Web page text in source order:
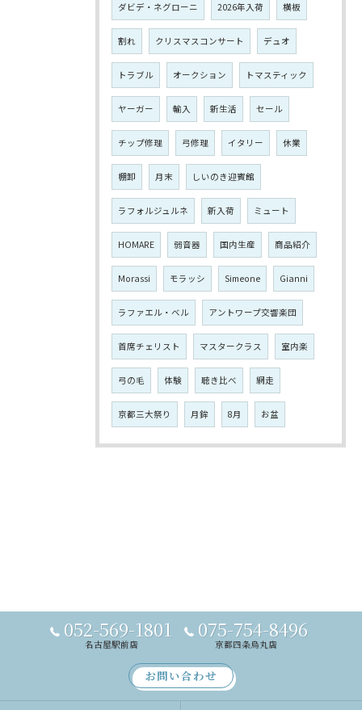
ダビデ・ネグローニ 2026年入荷 横板
割れ クリスマスコンサート デュオ
トラブル オークション トマスティック
ヤーガー 輸入 新生活 セール
チップ修理 弓修理 イタリー 休業
棚卸 月末 しいのき迎賓館
ラフォルジュルネ 新入荷 ミュート
HOMARE 弱音器 国内生産 商品紹介
Morassi モラッシ Simeone Gianni
ラファエル・ベル アントワープ交響楽団
首席チェリスト マスタークラス 室内楽
弓の毛 体験 聴き比べ 網走
京都三大祭り 月鉾 8月 お盆
052-569-1801
名古屋駅前店
075-754-8496
京都四条烏丸店
お問い合わせ